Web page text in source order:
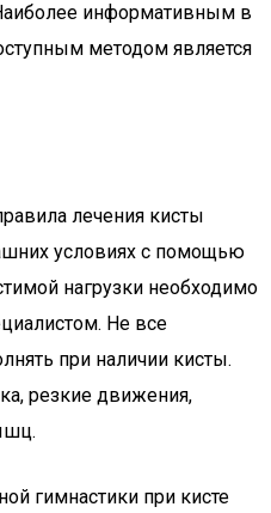
информативным в
методом является
лечения кисты
условиях с помощью
нагрузки необходимо
Не все
при наличии кисты.
резкие движения,
гимнастики при кисте